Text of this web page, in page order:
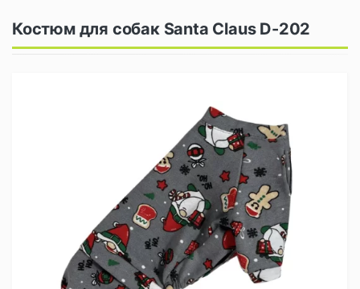
Костюм для собак Santa Claus D-202